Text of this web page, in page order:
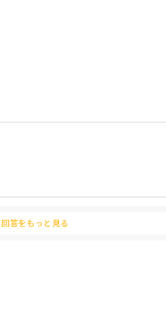
回答をもっと見る